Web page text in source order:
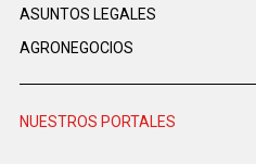
ASUNTOS LEGALES
AGRONEGOCIOS
NUESTROS PORTALES